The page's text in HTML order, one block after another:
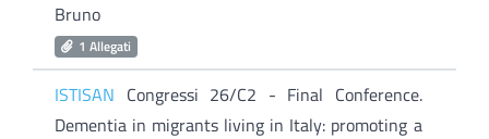
Bruno
1 Allegati
ISTISAN Congressi 26/C2 - Final Conference.
Dementia in migrants living in Italy: promoting a